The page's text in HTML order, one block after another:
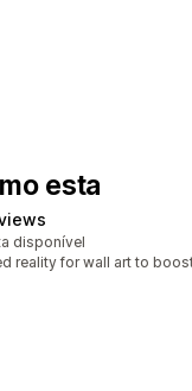
esta
disponível
reality for wall art to